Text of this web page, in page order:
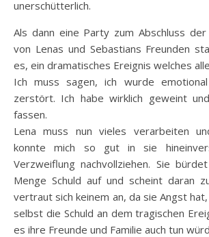
unerschütterlich.
Als dann eine Party zum Abschluss
von Lenas und Sebastians Freunden
es, ein dramatisches Ereignis welches
Ich muss sagen, ich wurde
zerstört. Ich habe wirklich geweint
fassen.
Lena muss nun vieles verarbeiten
konnte mich so gut in sie
Verzweiflung nachvollziehen. Sie
Menge Schuld auf und scheint daran
vertraut sich keinem an, da sie Angst
selbst die Schuld an dem tragischen
es ihre Freunde und Familie auch tun